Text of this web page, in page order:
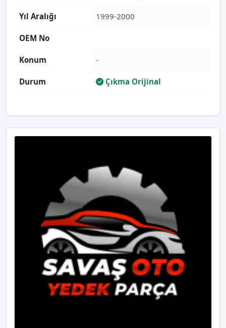
Yıl Aralığı 1999-2000
OEM No
Konum -
Durum Çıkma Orijinal